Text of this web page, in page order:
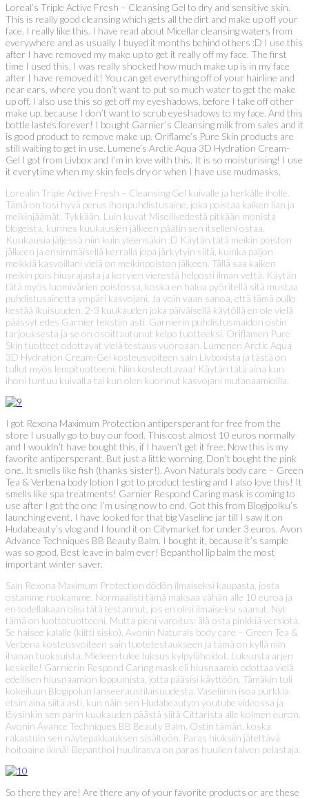
Loreal’s Triple Active Fresh – Cleansing Gel to dry and sensitive skin.
This is really good cleansing which gets all the dirt and make up off your
face. I really like this. I have read about Micellar cleansing waters from
everywhere and as usually I buyed it months behind others :D I use this
after I have removed my make up to get it really off my face. The first
time I used this, I was really shocked how much make up is in my face
after I have removed it! You can get everything off of your hairline and
near ears, where you don’t want to put so much water to get the make
up off. I also use this so get off my eyeshadows, before I take off other
make up, because I don’t want to scrub eyeshadows to my face. And this
bottle lastes forever! I bought Garnier’s Cleansing milk from sales and it
is good product to remove make up. Oriflame’s Pure Skin products are
still waiting to get in use. Lumene’s Arctic Aqua 3D Hydration Cream-
Gel I got from Livbox and I’m in love with this. It is so moisturising! I use
it everytime when my skin feels dry or when I have use mudmasks.
Lorealin Triple Active Fresh – Cleansing Gel kuivalle ja herkälle iholle.
Tämä on tosi hyvä perus ihonpuhdistusaine, joka poistaa kaiken lian ja
meikinjäämät. Tykkään. Luin kuvat Misellivedestä pitkään monista
blogeista, kunnes kuukausien jälkeen päätin sen itselleni ostaa.
Kuukausia jäljessä niin kuin yleensäkin :D Käytän tätä meikin poiston
jälkeen ja ensimmäisellä kerralla jopa järkytyin siitä, kuinka paljon
meikkiä kasvoillani vielä on meikinpoiston jälkeen. Tällä saa kaiken
meikin pois hiusrajasta ja korvien vierestä helposti ilman vettä. Käytän
tätä myös luomivärien poistossa, koska en halua pyöritellä sitä mustaa
puhdistusainetta ympäri kasvojani. Ja voin vaan sanoa, että tämä pullo
kestää ikuisuuden. 2-3 kuukauden joka päiväisellä käytöllä en ole vielä
päässyt edes Garnier tekstiin asti. Garnierin puhdistusmaidon ostin
tarjouksesta ja se on osoittautunut kelpo tuotteeksi. Oriflamen Pure
Skin tuotteet odottavat vielä testaus vuoroaan. Lumenen Arctic Aqua
3D Hydration Cream-Gel kosteusvoiteen sain Livboxista ja tästä on
tullut myös lempituotteeni. Niin kosteuttavaa! Käytän tätä aina kun
ihoni tuntuu kuivalta tai kun olen kuorinut kasvojani mutanaamioilla.
I got Rexona Maximum Protection antipersperant for free from the
store I usually go to buy our food. This cost almost 10 euros normally
and I wouldn’t have bought this, if I haven’t get it free. Now this is my
favorite antipersperant. But just a little worning. Don’t bought the pink
one. It smells like fish (thanks sister!). Avon Naturals body care – Green
Tea & Verbena body lotion I got to product testing and I also love this! It
smells like spa treatments! Garnier Respond Caring mask is coming to
use after I got the one I’m using now to end. Got this from Blogipolku’s
launching event. I have looked for that big Vaseline jar till I saw it on
Hudabeauty’s vlog and I found it on Citymarket for under 3 euros. Avon
Advance Techniques BB Beauty Balm. I bought it, because it’s sample
was so good. Best leave in balm ever! Bepanthol lip balm the most
important winter saver.
Sain Rexona Maximum Protection dödön ilmaiseksi kaupasta, josta
ostamme ruokamme. Normaalisti tämä maksaa vähän alle 10 euroa ja
en todellakaan olisi tätä testannut, jos en olisi ilmaiseksi saanut. Nyt
tämä on luottotuotteeni. Mutta pieni varoitus: älä osta pinkkiä versiota.
Se haisee kalalle (kiitti sisko). Avonin Naturals body care – Green Tea &
Verbena kosteusvoiteen sain tuotetestaukseen ja tämä on kyllä niin
ihanan tuoksuista. Mieleen tulee luksus kylpylähoidot. Luksusta arjen
keskelle! Garnierin Respond Caring mask eli hiusnaamio odottaa vielä
edellisen hiusnaamion loppumista, jotta pääsisi käyttöön. Tämäkin tuli
kokeiluun Blogipolun lanseeraustilaisuudesta. Vaseliinin isoa purkkia
etsin aina siitä asti, kun näin sen Hudabeauty:n youtube videossa ja
löysinkin sen parin kuukauden päästä siitä Cittarista alle kolmen euron.
Avonin Avance Techniques BB Beauty Balm. Ostin tämän, koska
rakastuin sen näytepakkauksen sisältöön. Paras hiuksiin jätettävä
hoitoaine ikinä! Bepanthol huulirasva on paras huulien talven pelastaja.
So there they are! Are there any of your favorite products or are these